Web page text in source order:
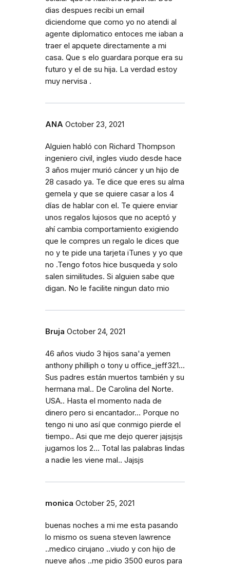
dias despues recibi un email
diciendome que como yo no atendi al
agente diplomatico entoces me iaban a
traer el apquete directamente a mi
casa. Que s elo guardara porque era su
futuro y el de su hija. La verdad estoy
muy nervisa .
ANA October 23, 2021
Alguien habló con Richard Thompson
ingeniero civil, ingles viudo desde hace
3 años mujer murió cáncer y un hijo de
28 casado ya. Te dice que eres su alma
gemela y que se quiere casar a los 4
días de hablar con el. Te quiere enviar
unos regalos lujosos que no aceptó y
ahí cambia comportamiento exigiendo
que le compres un regalo le dices que
no y te pide una tarjeta iTunes y yo que
no .Tengo fotos hice busqueda y solo
salen similitudes. Si alguien sabe que
digan. No le facilite ningun dato mio
Bruja October 24, 2021
46 años viudo 3 hijos sana'a yemen
anthony philliph o tony u office_jeff321...
Sus padres están muertos también y su
hermana mal.. De Carolina del Norte.
USA.. Hasta el momento nada de
dinero pero si encantador... Porque no
tengo ni uno así que conmigo pierde el
tiempo.. Asi que me dejo querer jajsjsjs
jugamos los 2... Total las palabras lindas
a nadie les viene mal.. Jajsjs
monica October 25, 2021
buenas noches a mi me esta pasando
lo mismo os suena steven lawrence
..medico cirujano ..viudo y con hijo de
nueve años ..me pidio 3500 euros para